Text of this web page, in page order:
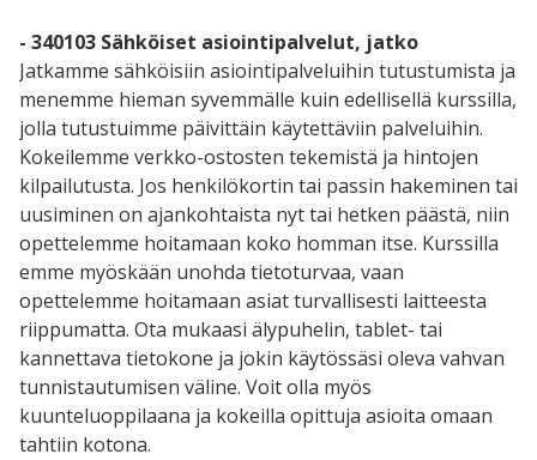
- 340103 Sähköiset asiointipalvelut, jatko
Jatkamme sähköisiin asiointipalveluihin tutustumista ja
menemme hieman syvemmälle kuin edellisellä kurssilla,
jolla tutustuimme päivittäin käytettäviin palveluihin.
Kokeilemme verkko-ostosten tekemistä ja hintojen
kilpailutusta. Jos henkilökortin tai passin hakeminen tai
uusiminen on ajankohtaista nyt tai hetken päästä, niin
opettelemme hoitamaan koko homman itse. Kurssilla
emme myöskään unohda tietoturvaa, vaan
opettelemme hoitamaan asiat turvallisesti laitteesta
riippumatta. Ota mukaasi älypuhelin, tablet- tai
kannettava tietokone ja jokin käytössäsi oleva vahvan
tunnistautumisen väline. Voit olla myös
kuunteluoppilaana ja kokeilla opittuja asioita omaan
tahtiin kotona.